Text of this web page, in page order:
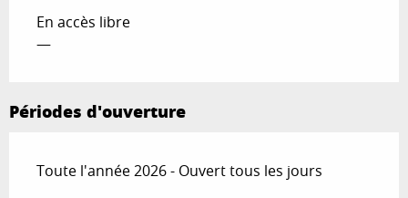
En accès libre
—
Périodes d'ouverture
Toute l'année 2026 - Ouvert tous les jours